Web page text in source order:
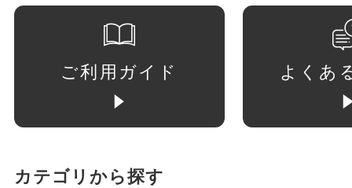
ご利用ガイド よくあ
カテゴリから探す